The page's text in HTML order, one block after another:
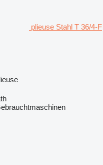
plieuse Stahl T 36/4-F